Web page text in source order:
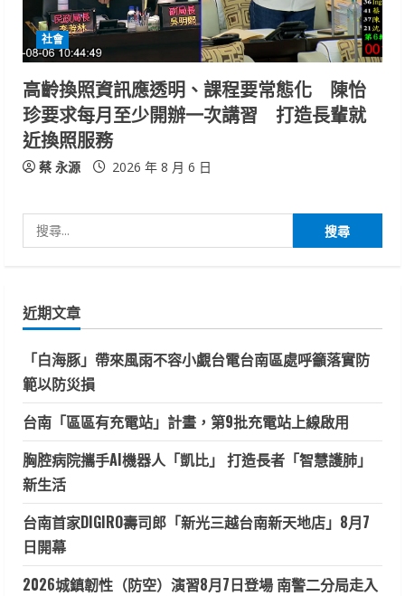
社會
高齡換照資訊應透明、課程要常態化 陳怡
珍要求每月至少開辦一次講習 打造長輩就
近換照服務
蔡 永源 2026 年 8 月 6 日
尋
字:
近期文章
「白海豚」帶來風雨不容小覷台電台南區處呼籲落實防
範以防災損
台南「區區有充電站」計畫，第9批充電站上線啟用
胸腔病院攜手AI機器人「凱比」 打造長者「智慧護肺」
新生活
台南首家DIGIRO壽司郎「新光三越台南新天地店」8月7
日開幕
2026城鎮韌性（防空）演習8月7日登場 南警二分局走入